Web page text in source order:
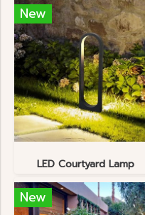
New
LED Courtyard Lamp
New